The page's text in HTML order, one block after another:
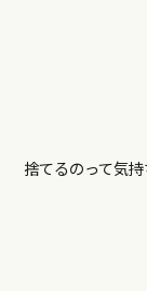
捨てるのって気